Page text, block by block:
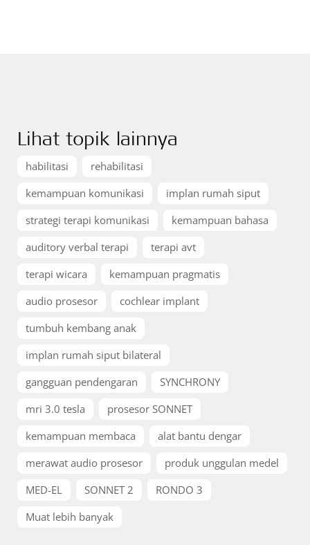
Lihat topik lainnya
habilitasi
rehabilitasi
kemampuan komunikasi
implan rumah siput
strategi terapi komunikasi
kemampuan bahasa
auditory verbal terapi
terapi avt
terapi wicara
kemampuan pragmatis
audio prosesor
cochlear implant
tumbuh kembang anak
implan rumah siput bilateral
gangguan pendengaran
SYNCHRONY
mri 3.0 tesla
prosesor SONNET
kemampuan membaca
alat bantu dengar
merawat audio prosesor
produk unggulan medel
MED-EL
SONNET 2
RONDO 3
Muat lebih banyak